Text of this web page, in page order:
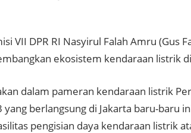
VII DPR RI Nasyirul Falah Amru (Gus
ekosistem kendaraan listrik
dalam pameran kendaraan listrik
yang berlangsung di Jakarta baru-baru
pengisian daya kendaraan listrik